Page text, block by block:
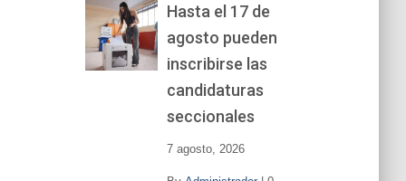
Hasta el 17 de
agosto pueden
inscribirse las
candidaturas
seccionales
7 agosto, 2026